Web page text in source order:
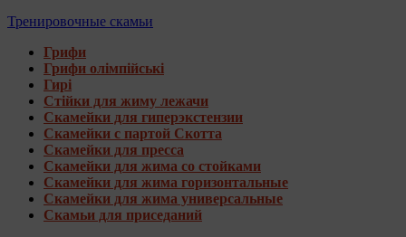
Тренировочные скамьи
Грифи
Грифи олімпійські
Гирі
Стійки для жиму лежачи
Скамейки для гиперэкстензии
Скамейки с партой Скотта
Скамейки для пресса
Скамейки для жима со стойками
Скамейки для жима горизонтальные
Скамейки для жима универсальные
Скамьи для приседаний